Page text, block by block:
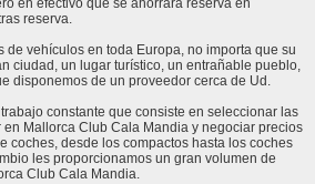
en efectivo que se ahorrará reserva en
reserva.
de vehículos en toda Europa, no importa que su
ciudad, un lugar turístico, un entrañable pueblo,
disponemos de un proveedor cerca de Ud.
constante que consiste en seleccionar las
Mallorca Club Cala Mandia y negociar precios
coches, desde los compactos hasta los coches
les proporcionamos un gran volumen de
Club Cala Mandia.